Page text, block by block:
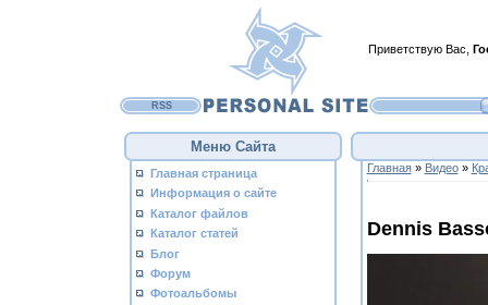
Приветствую Вас
RSS
Меню Сайта
Главная страница
Информация о сайте
Каталог файлов
Каталог статей
Блог
Форум
Фотоальбомы
Главная» Видео»
Dennis